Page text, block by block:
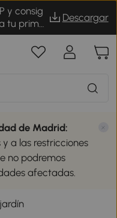
y consig
tu prime
Descargar
de Madrid:
a las restricciones
no podremos
afectadas.